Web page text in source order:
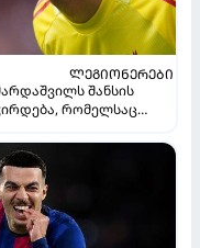
ᲚᲔᲒᲘᲝᲜᲔᲠᲔᲑᲘ
შანსის
რომელსაც